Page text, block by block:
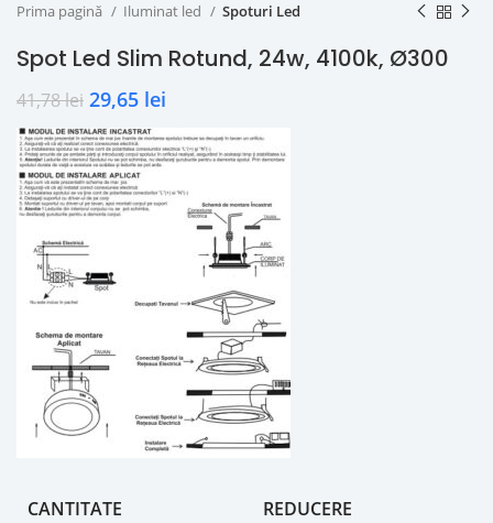
Prima pagină Iluminat led Spoturi Led
Spot Led Slim Rotund, 24w, 4100k, Ø300
41,78lei 29,65 lei
CANTITATE REDUCERE